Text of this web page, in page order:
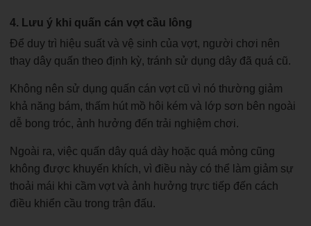
4. Lưu ý khi quấn cán vợt cầu lông
Để duy trì hiệu suất và vệ sinh của vợt, người chơi nên
thay dây quấn theo định kỳ, tránh sử dụng dây đã quá cũ.
Không nên sử dụng quấn cán vợt cũ vì nó thường giảm
khả năng bám, thấm hút mồ hôi kém và lớp sơn bên ngoài
dễ bong tróc, ảnh hưởng đến trải nghiệm chơi.
Ngoài ra, việc quấn dây quá dày hoặc quá mỏng cũng
không được khuyến khích, vì điều này có thể làm giảm sự
thoải mái khi cầm vợt và ảnh hưởng trực tiếp đến cách
điều khiển cầu trong trận đấu.